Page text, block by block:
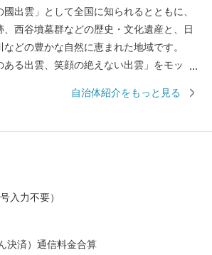
出雲」として全国に知られるとともに、
、西谷墳墓群などの歴史・文化遺産と、日
どの豊かな自然に恵まれた地域です。
ある出雲、笑顔の絶えない出雲」をモット
雲市では、出雲市の発展を願う郷土出身
業、福祉、教育、環境など幅広い分野の
出雲市への温かいご支援をよろしくお願い
自治体紹介をもっと見る
入力不要）
決済）通信料金合算